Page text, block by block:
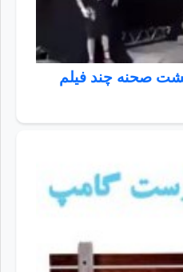
صحنه چند فیلم